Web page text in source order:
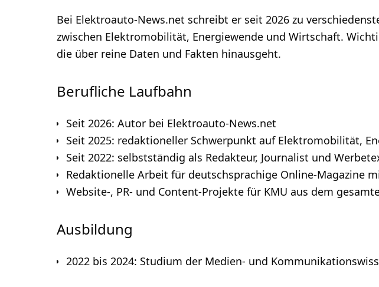
Bei Elektroauto-News.net schreibt er seit 2026 zu
zwischen Elektromobilität, Energiewende und Wirtschaft.
die über reine Daten und Fakten hinausgeht.
Berufliche Laufbahn
Seit 2026: Autor bei Elektroauto-News.net
Seit 2025: redaktioneller Schwerpunkt auf Elektromobilität,
Seit 2022: selbstständig als Redakteur, Journalist und
Redaktionelle Arbeit für deutschsprachige Online-Magazine
Website-, PR- und Content-Projekte für KMU aus dem
Ausbildung
2022 bis 2024: Studium der Medien- und